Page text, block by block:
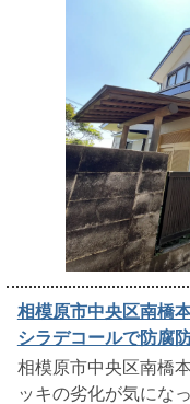
相模原市中央区南橋
シラデコールで防腐
相模原市中央区南橋
ッキの劣化が気にな